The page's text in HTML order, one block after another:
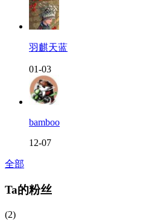
羽麒天蓝
01-03
bamboo
12-07
全部
Ta的粉丝
(2)